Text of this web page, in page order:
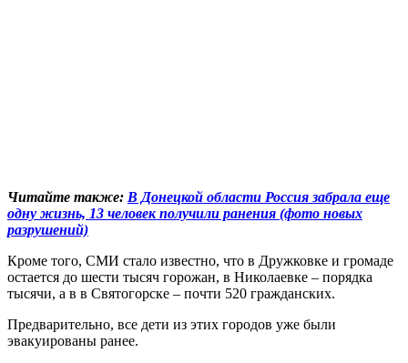
Читайте также: В Донецкой области Россия забрала еще
одну жизнь, 13 человек получили ранения (фото новых
разрушений)
Кроме того, СМИ стало известно, что в Дружковке и громаде
остается до шести тысяч горожан, в Николаевке – порядка
тысячи, а в в Святогорске – почти 520 гражданских.
Предварительно, все дети из этих городов уже были
эвакуированы ранее.